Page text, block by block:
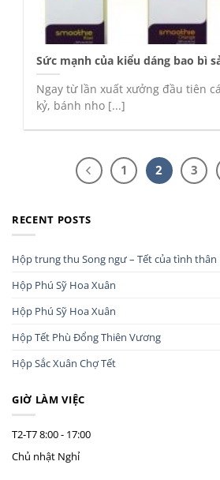
Sức mạnh của kiểu dáng bao bì
Ngay từ lần xuất xưởng đầu tiên
kỷ, bánh nho [...]
1 2 3
RECENT POSTS
Hộp trung thu Song ngư – Tết của tình thân
Hộp Phú Sỹ Hoa Xuân
Hộp Phú Sỹ Hoa Xuân
Hộp Tết Phù Đổng Thiên Vương
Hộp Sắc Xuân Chợ Tết
GIỜ LÀM VIỆC
T2-T78:00 - 17:00
Chủ nhật Nghỉ